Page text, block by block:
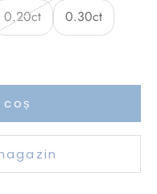
0.20ct
0.30ct